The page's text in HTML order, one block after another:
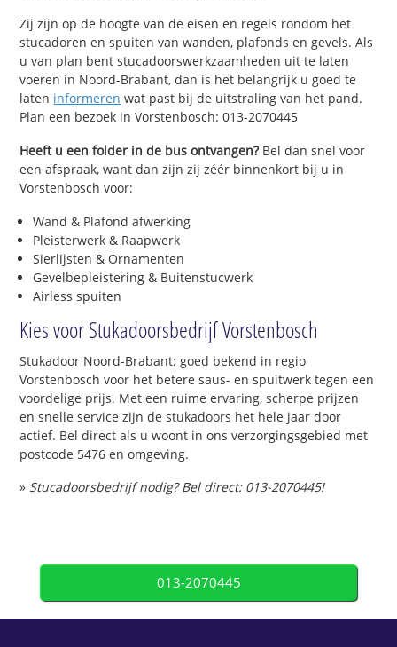
Zij zijn op de hoogte van de eisen en regels rondom het
stucadoren en spuiten van wanden, plafonds en gevels. Als
u van plan bent stucadoorswerkzaamheden uit te laten
voeren in Noord-Brabant, dan is het belangrijk u goed te
laten informeren wat past bij de uitstraling van het pand.
Plan een bezoek in Vorstenbosch: 013-2070445
Heeft u een folder in de bus ontvangen?Bel dan snel voor
een afspraak, want dan zijn zij zéér binnenkort bij u in
Vorstenbosch voor:
Wand & Plafond afwerking
Pleisterwerk & Raapwerk
Sierlijsten & Ornamenten
Gevelbepleistering & Buitenstucwerk
Airless spuiten
Kies voor Stukadoorsbedrijf Vorstenbosch
Stukadoor Noord-Brabant: goed bekend in regio
Vorstenbosch voor het betere saus- en spuitwerk tegen een
voordelige prijs. Met een ruime ervaring, scherpe prijzen
en snelle service zijn de stukadoors het hele jaar door
actief. Bel direct als u woont in ons verzorgingsgebied met
postcode 5476 en omgeving.
» Stucadoorsbedrijf nodig? Bel direct: 013-2070445!
013-2070445